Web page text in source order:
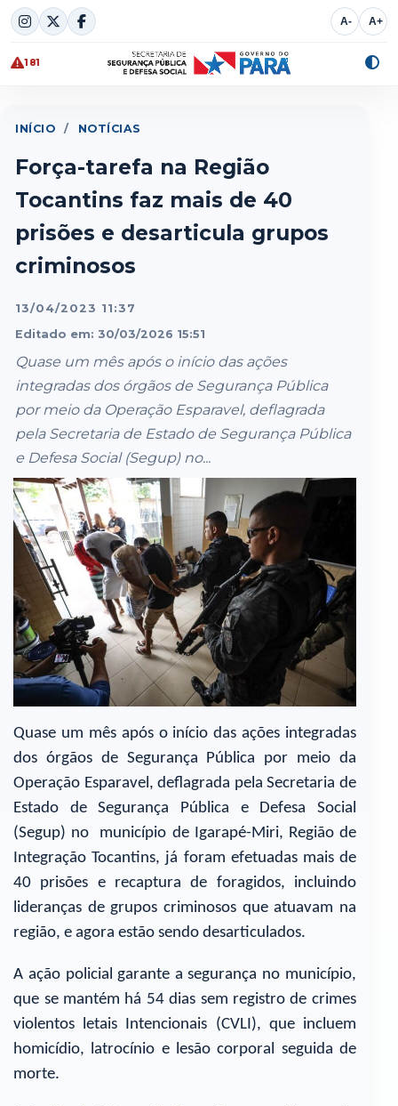
Skip
to
content
A- A+
181
INÍCIO / NOTÍCIAS
Força-tarefa na Região
Tocantins faz mais de 40
prisões e desarticula grupos
criminosos
13/04/2023 11:37
Editado em: 30/03/2026 15:51
Quase um mês após o início das ações
integradas dos órgãos de Segurança Pública
por meio da Operação Esparavel, deflagrada
pela Secretaria de Estado de Segurança Pública
e Defesa Social (Segup) no...
Quase um mês após o início das ações integradas
dos órgãos de Segurança Pública por meio da
Operação Esparavel, deflagrada pela Secretaria de
Estado de Segurança Pública e Defesa Social
(Segup) no município de Igarapé-Miri, Região de
Integração Tocantins, já foram efetuadas mais de
40 prisões e recaptura de foragidos, incluindo
lideranças de grupos criminosos que atuavam na
região, e agora estão sendo desarticulados.
A ação policial garante a segurança no município,
que se mantém há 54 dias sem registro de crimes
violentos letais Intencionais (CVLI), que incluem
homicídio, latrocínio e lesão corporal seguida de
morte.